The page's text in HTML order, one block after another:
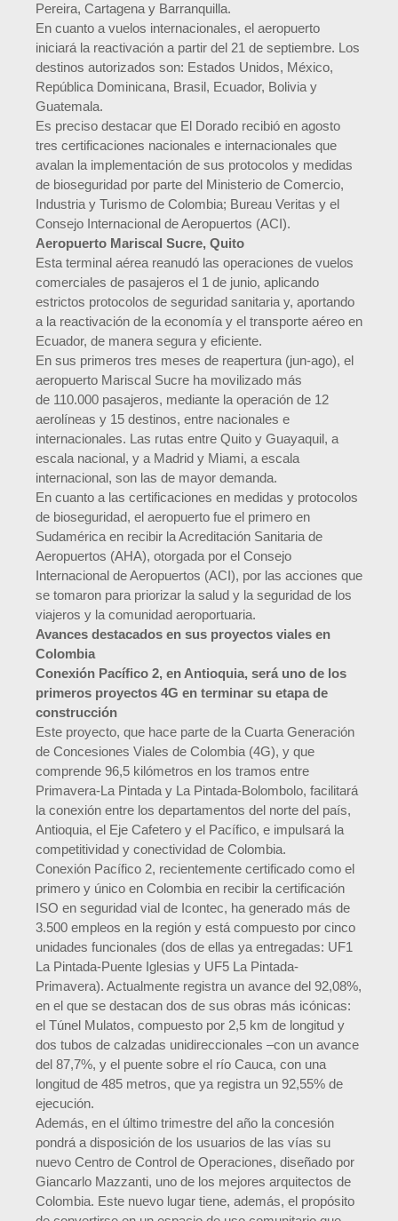
Pereira, Cartagena y Barranquilla.
En cuanto a vuelos internacionales, el aeropuerto
iniciará la reactivación a partir del 21 de septiembre. Los
destinos autorizados son: Estados Unidos, México,
República Dominicana, Brasil, Ecuador, Bolivia y
Guatemala.
Es preciso destacar que El Dorado recibió en agosto
tres certificaciones nacionales e internacionales que
avalan la implementación de sus protocolos y medidas
de bioseguridad por parte del Ministerio de Comercio,
Industria y Turismo de Colombia; Bureau Veritas y el
Consejo Internacional de Aeropuertos (ACI).
Aeropuerto Mariscal Sucre, Quito
Esta terminal aérea reanudó las operaciones de vuelos
comerciales de pasajeros el 1 de junio, aplicando
estrictos protocolos de seguridad sanitaria y, aportando
a la reactivación de la economía y el transporte aéreo en
Ecuador, de manera segura y eficiente.
En sus primeros tres meses de reapertura (jun-ago), el
aeropuerto Mariscal Sucre ha movilizado más
de 110.000 pasajeros, mediante la operación de 12
aerolíneas y 15 destinos, entre nacionales e
internacionales. Las rutas entre Quito y Guayaquil, a
escala nacional, y a Madrid y Miami, a escala
internacional, son las de mayor demanda.
En cuanto a las certificaciones en medidas y protocolos
de bioseguridad, el aeropuerto fue el primero en
Sudamérica en recibir la Acreditación Sanitaria de
Aeropuertos (AHA), otorgada por el Consejo
Internacional de Aeropuertos (ACI), por las acciones que
se tomaron para priorizar la salud y la seguridad de los
viajeros y la comunidad aeroportuaria.
Avances destacados en sus proyectos viales en
Colombia
Conexión Pacífico 2, en Antioquia, será uno de los
primeros proyectos 4G en terminar su etapa de
construcción
Este proyecto, que hace parte de la Cuarta Generación
de Concesiones Viales de Colombia (4G), y que
comprende 96,5 kilómetros en los tramos entre
Primavera-La Pintada y La Pintada-Bolombolo, facilitará
la conexión entre los departamentos del norte del país,
Antioquia, el Eje Cafetero y el Pacífico, e impulsará la
competitividad y conectividad de Colombia.
Conexión Pacífico 2, recientemente certificado como el
primero y único en Colombia en recibir la certificación
ISO en seguridad vial de Icontec, ha generado más de
3.500 empleos en la región y está compuesto por cinco
unidades funcionales (dos de ellas ya entregadas: UF1
La Pintada-Puente Iglesias y UF5 La Pintada-
Primavera). Actualmente registra un avance del 92,08%,
en el que se destacan dos de sus obras más icónicas:
el Túnel Mulatos, compuesto por 2,5 km de longitud y
dos tubos de calzadas unidireccionales –con un avance
del 87,7%, y el puente sobre el río Cauca, con una
longitud de 485 metros, que ya registra un 92,55% de
ejecución.
Además, en el último trimestre del año la concesión
pondrá a disposición de los usuarios de las vías su
nuevo Centro de Control de Operaciones, diseñado por
Giancarlo Mazzanti, uno de los mejores arquitectos de
Colombia. Este nuevo lugar tiene, además, el propósito